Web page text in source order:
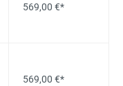
569,00 €*
569,00 €*